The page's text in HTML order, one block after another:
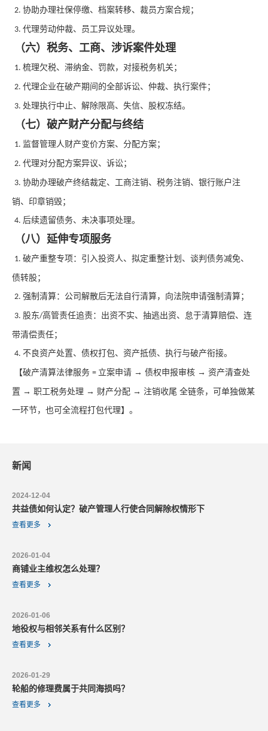
2. 协助办理社保停缴、档案转移、裁员方案合规；
3. 代理劳动仲裁、员工异议处理。
（六）税务、工商、涉诉案件处理
1. 梳理欠税、滞纳金、罚款，对接税务机关；
2. 代理企业在破产期间的全部诉讼、仲裁、执行案件；
3. 处理执行中止、解除限高、失信、股权冻结。
（七）破产财产分配与终结
1. 监督管理人财产变价方案、分配方案；
2. 代理对分配方案异议、诉讼；
3. 协助办理破产终结裁定、工商注销、税务注销、银行账户注
销、印章销毁；
4. 后续遗留债务、未决事项处理。
（八）延伸专项服务
1. 破产重整专项：引入投资人、拟定重整计划、谈判债务减免、
债转股；
2. 强制清算：公司解散后无法自行清算，向法院申请强制清算；
3. 股东/高管责任追责：出资不实、抽逃出资、怠于清算赔偿、连
带清偿责任；
4. 不良资产处置、债权打包、资产抵债、执行与破产衔接。
【破产清算法律服务 = 立案申请 → 债权申报审核 → 资产清查处
置 → 职工税务处理 → 财产分配 → 注销收尾 全链条，可单独做某
一环节，也可全流程打包代理】。
新闻
2024-12-04
共益债如何认定？破产管理人行使合同解除权情形下
查看更多
2026-01-04
商铺业主维权怎么处理？
查看更多
2026-01-06
地役权与相邻关系有什么区别？
查看更多
2026-01-29
轮船的修理费属于共同海损吗？
查看更多